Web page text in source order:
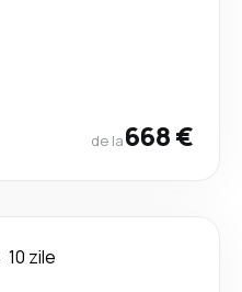
de la668 €
10 zile